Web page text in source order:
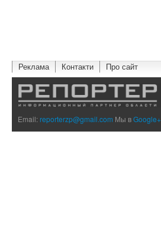
Реклама Контакти Про сайт
Email:reporterzp@gmail.com Мы вGoogle+